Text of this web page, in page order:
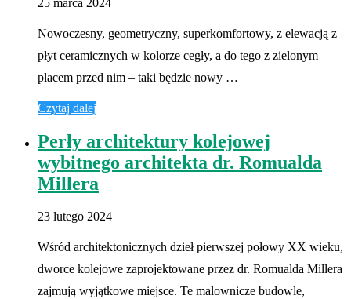
Nowoczesny, geometryczny, superkomfortowy, z elewacją z
płyt ceramicznych w kolorze cegły, a do tego z zielonym
placem przed nim – taki będzie nowy …
Czytaj dalej
Perły architektury kolejowej
wybitnego architekta dr. Romualda
Millera
23 lutego 2024
Wśród architektonicznych dzieł pierwszej połowy XX wieku,
dworce kolejowe zaprojektowane przez dr. Romualda Millera
zajmują wyjątkowe miejsce. Te malownicze budowle,